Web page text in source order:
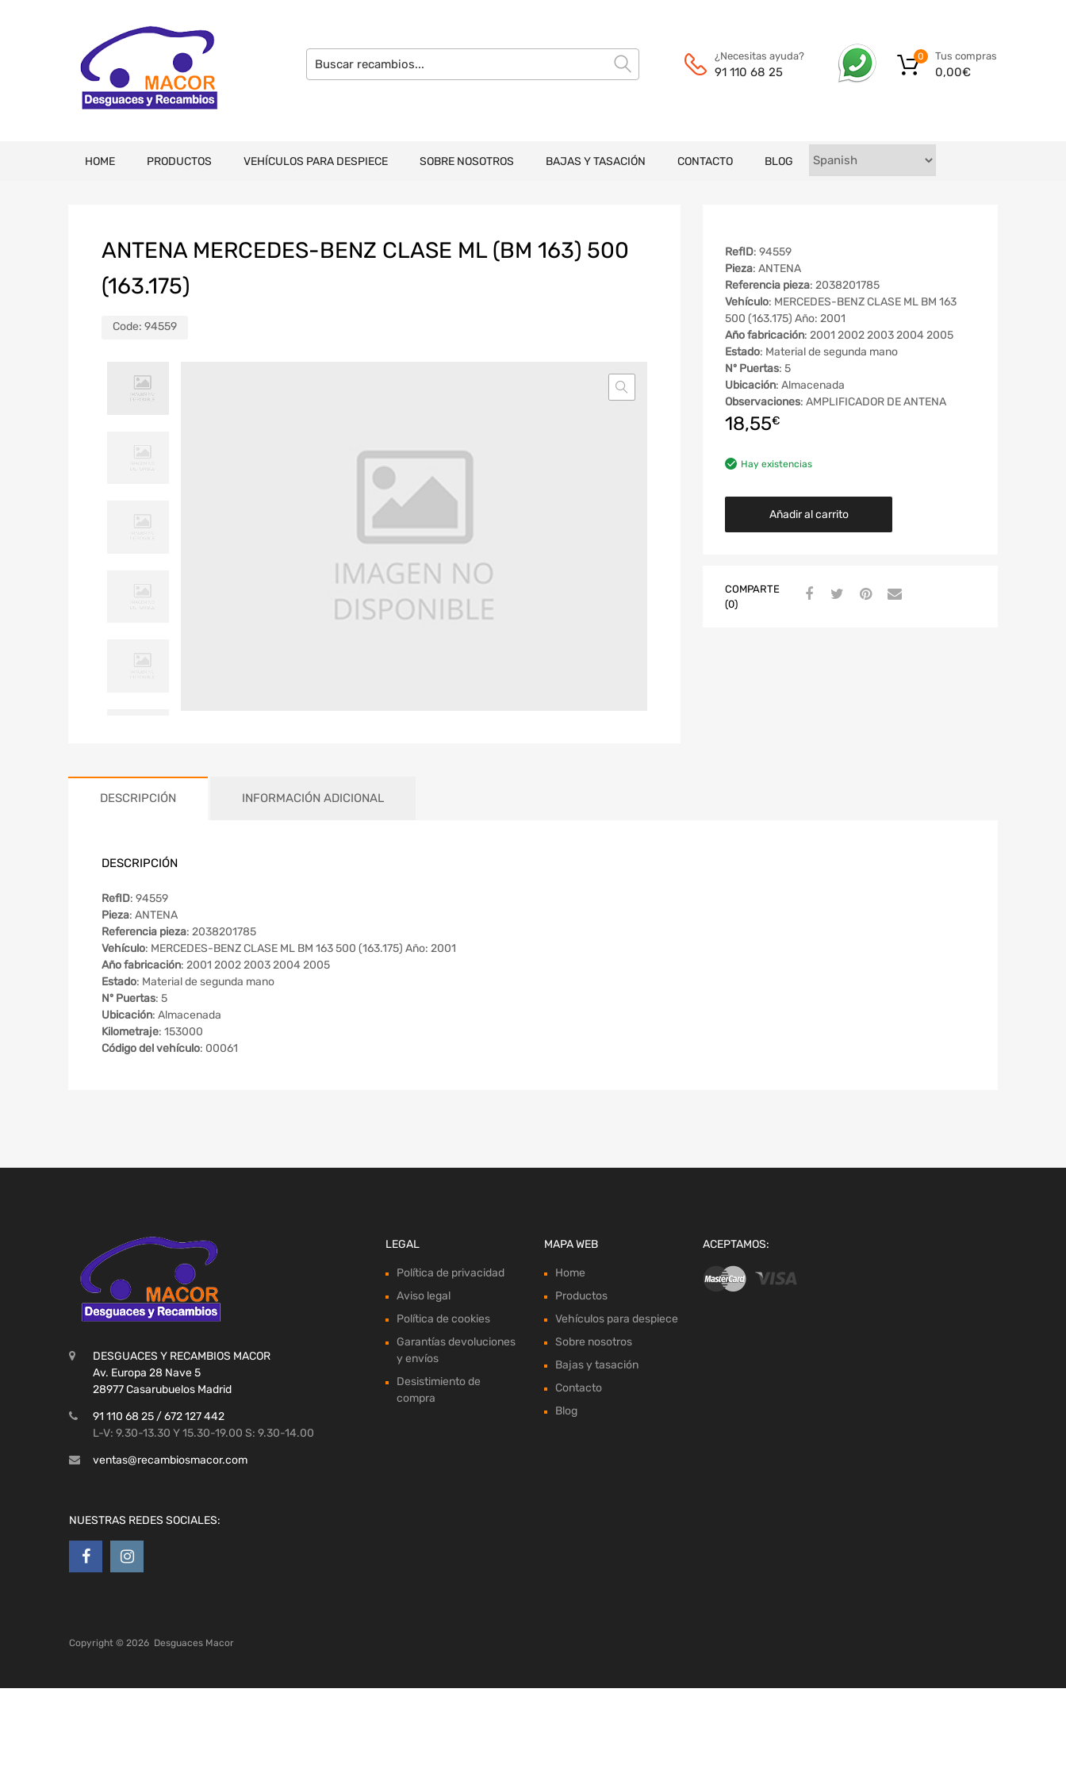
¿Necesitas ayuda?
91 110 68 25
Tus compras
0,00€
0
HOME PRODUCTOS VEHÍCULOS PARA DESPIECE SOBRE NOSOTROS BAJAS Y TASACIÓN CONTACTO BLOG
ANTENA MERCEDES-BENZ CLASE ML (BM 163) 500
(163.175)
Code: 94559
RefID: 94559
Pieza: ANTENA
Referencia pieza: 2038201785
Vehículo: MERCEDES-BENZ CLASE ML BM 163
500 (163.175) Año: 2001
Año fabricación: 2001 2002 2003 2004 2005
Estado: Material de segunda mano
Nº Puertas: 5
Ubicación: Almacenada
Observaciones: AMPLIFICADOR DE ANTENA
18,55€
Hay existencias
Añadir al carrito
COMPARTE
(0)
DESCRIPCIÓN INFORMACIÓN ADICIONAL
DESCRIPCIÓN
RefID: 94559
Pieza: ANTENA
Referencia pieza: 2038201785
Vehículo: MERCEDES-BENZ CLASE ML BM 163 500 (163.175) Año: 2001
Año fabricación: 2001 2002 2003 2004 2005
Estado: Material de segunda mano
Nº Puertas: 5
Ubicación: Almacenada
Kilometraje: 153000
Código del vehículo: 00061
DESGUACES Y RECAMBIOS MACOR
Av. Europa 28 Nave 5
28977 Casarubuelos Madrid
91 110 68 25 / 672 127 442
L-V: 9.30-13.30 Y 15.30-19.00 S: 9.30-14.00
ventas@recambiosmacor.com
NUESTRAS REDES SOCIALES:
LEGAL
Política de privacidad
Aviso legal
Política de cookies
Garantías devoluciones
y envíos
Desistimiento de
compra
MAPA WEB
Home
Productos
Vehículos para despiece
Sobre nosotros
Bajas y tasación
Contacto
Blog
ACEPTAMOS:
Copyright © 2026 Desguaces Macor